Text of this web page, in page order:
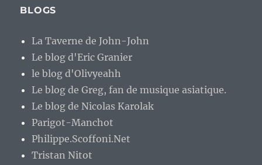
BLOGS
La Taverne de John-John
Le blog d'Eric Granier
le blog d'Olivyeahh
Le blog de Greg, fan de musique asiatique.
Le blog de Nicolas Karolak
Parigot-Manchot
Philippe.Scoffoni.Net
Tristan Nitot